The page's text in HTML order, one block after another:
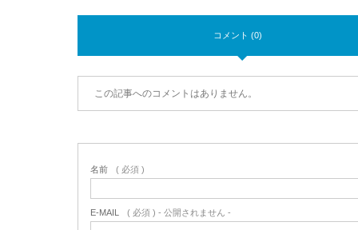
コメント (0)
この記事へのコメントはありません。
名前 ( 必須 )
E-MAIL ( 必須 ) - 公開されません -